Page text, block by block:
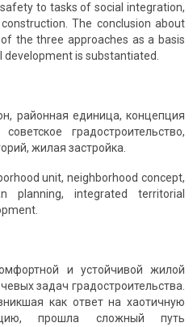
to tasks of social integration,
The conclusion about
the three approaches as a basis
is substantiated.
районная единица, концепция
градостроительство,
жилая застройка.
unit, neighborhood concept,
planning, integrated territorial
и устойчивой жилой
задач градостроительства.
как ответ на хаотичную
прошла сложный путь